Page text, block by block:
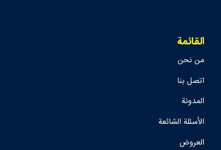
القائمة
من نحن
اتصل بنا
المدونة
الأسئلة الشائعة
العروض